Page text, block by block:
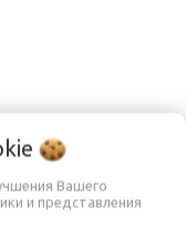
Вашего
и представления